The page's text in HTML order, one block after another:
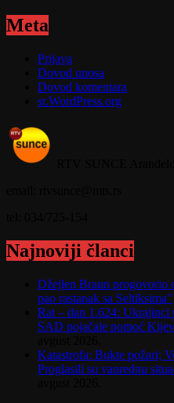
Meta
Prijava
Dovod unosa
Dovod komentara
sr.WordPress.org
Najnoviji članci
Džejlen Braun progovorio
pao rastanak sa Seltiksima"
Rat – dan 1.624:
SAD pojačale pomoć
Katastrofa: Bukte požari;
Proglasili su vanrednu